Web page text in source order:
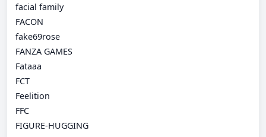
facial family
FACON
fake69rose
FANZA GAMES
Fataaa
FCT
Feelition
FFC
FIGURE-HUGGING